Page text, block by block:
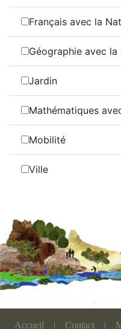
Français avec la
Géographie avec la
Jardin
Mathématiques
Mobilité
Ville
Accueil | Contact |